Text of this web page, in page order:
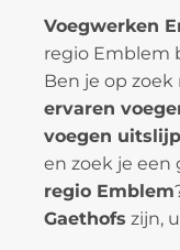
Voegwerken
regio Emblem
Ben je op zoek
ervaren
voegen
en zoek je een
regio Emblem
Gaethofs zijn,